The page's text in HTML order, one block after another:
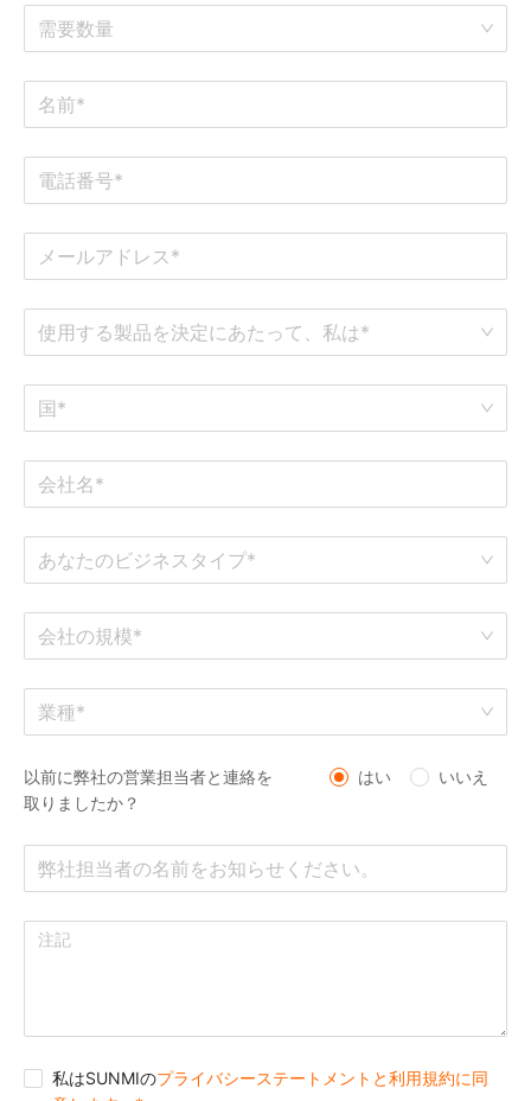
需要数量
使用する製品を決定にあたって、私は*
国*
あなたのビジネスタイプ*
会社の規模*
業種*
以前に弊社の営業担当者と連絡を
取りましたか？
はい いいえ
私はSUNMIのプライバシーステートメントと利用規約に同